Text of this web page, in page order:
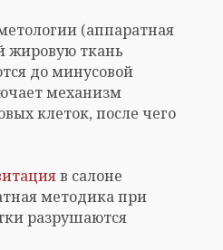
(аппаратная
жировую ткань
до минусовой
механизм
клеток, после чего
в салоне
методика при
разрушаются